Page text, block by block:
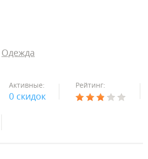
Одежда
Активные:
0 скидок
Рейтинг: